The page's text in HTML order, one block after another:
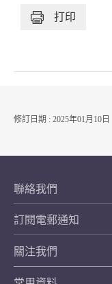
打印
修訂日期 : 2025年01月10日
聯絡我們
訂閱電郵通知
關注我們